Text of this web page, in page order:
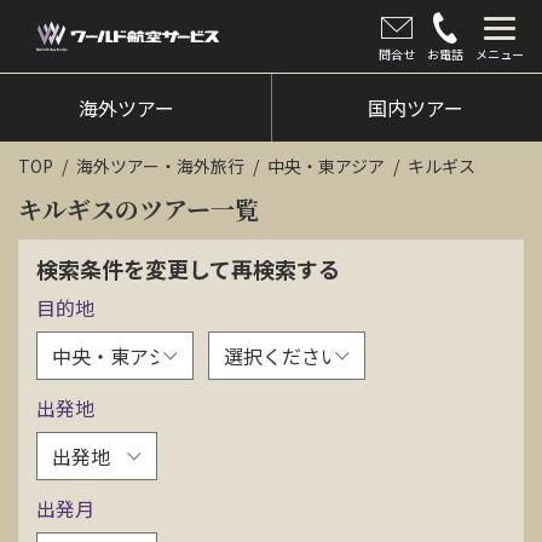
問合せ お電話 メニュー
海外ツアー
国内ツアー
クルーズツアー
ツアー催行状況
旅のひろば
イベント
新着情報
会社情報
海外ツアー 国内ツアー
TOP 海外ツアー・海外旅行 中央・東アジア キルギス
キルギスのツアー一覧
検索条件を変更して再検索する
目的地
出発地
出発月